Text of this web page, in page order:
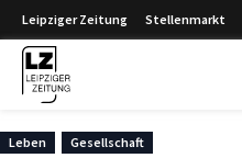
Leipziger Zeitung Stellenmarkt
Leben Gesellschaft